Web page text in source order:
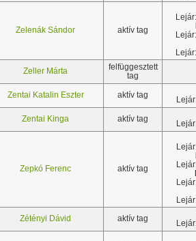
Zelenák Sándor aktív tag
Zeller Márta
felfüggesztett
tag
Zentai Katalin Eszter aktív tag
Zentai Kinga aktív tag
Zepkó Ferenc aktív tag
Zétényi Dávid aktív tag